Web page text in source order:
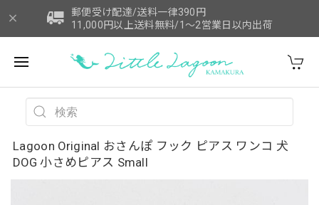
郵便受け配達/送料一律390円
11,000円以上送料無料/1～2営業日以内出荷
Lagoon Original おさんぽ フック ピアス ワンコ 犬
DOG 小さめピアス Small